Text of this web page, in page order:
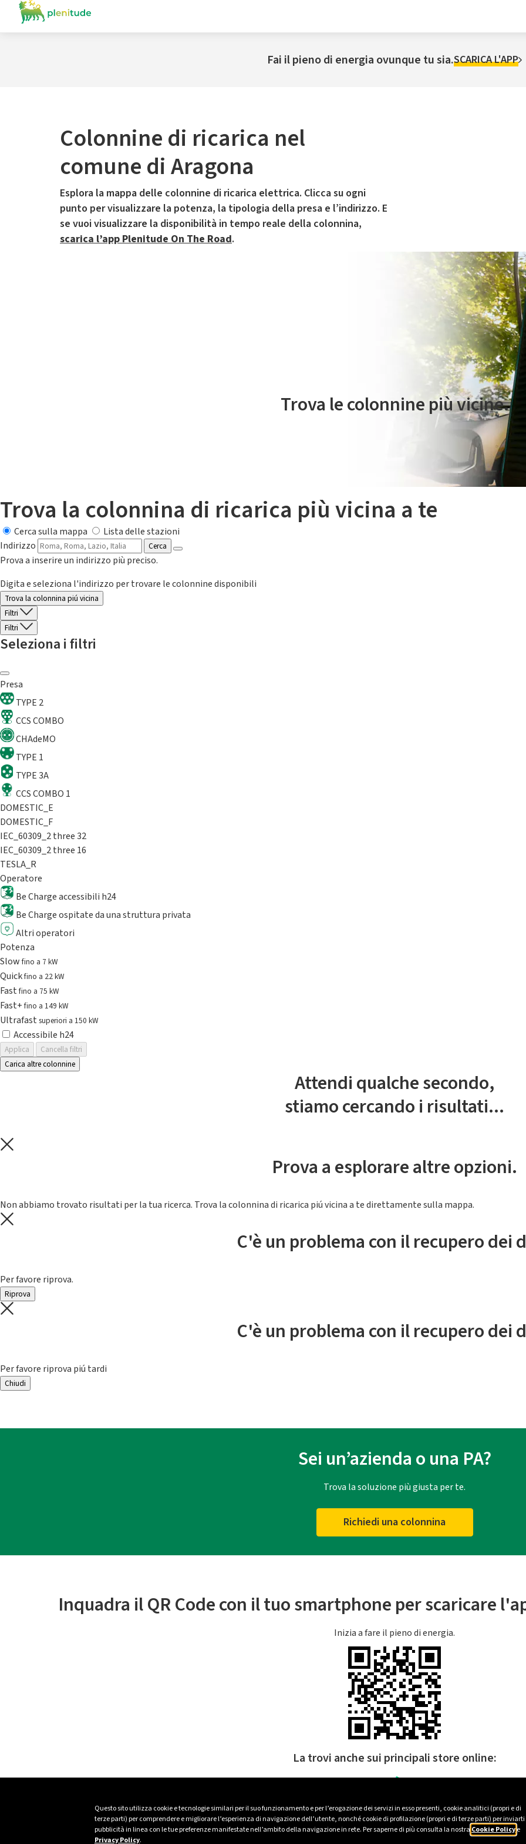
Questo sito utilizza cookie e tecnologie similari per il suo funzionamento e per l’erogazione dei servizi in esso presenti, cookie analitici (propri e di
terze parti) per comprendere e migliorare l’esperienza di navigazione dell’utente, nonché cookie di profilazione (propri e di terze parti) per inviarti
pubblicità in linea con le tue preferenze manifestate nell’ambito della navigazione in rete. Per saperne di più consulta la nostra Cookie Policye
Privacy Policy.
Fai il pieno di energia ovunque tu sia.SCARICA L'APP
Colonnine di ricarica nel
comune di Aragona
Esplora la mappa delle colonnine di ricarica elettrica. Clicca su ogni
punto per visualizzare la potenza, la tipologia della presa e l’indirizzo. E
se vuoi visualizzare la disponibilità in tempo reale della colonnina,
scarica l’app Plenitude On The Road.
Il servizio di mobilità elettrica è gestito da Plenitude On The Road
Trova le colonnine più vicine.
Trova la colonnina di ricarica più vicina a te
Cerca sulla mappa
Lista delle stazioni
Indirizzo
Cerca
Prova a inserire un indirizzo più preciso.
Digita e seleziona l'indirizzo per trovare le colonnine disponibili
Trova la colonnina piú vicina
Filtri
Filtri
Seleziona i filtri
Presa
TYPE 2
CCS COMBO
CHAdeMO
TYPE 1
TYPE 3A
CCS COMBO 1
DOMESTIC_E
DOMESTIC_F
IEC_60309_2 three 32
IEC_60309_2 three 16
TESLA_R
Operatore
Be Charge accessibili h24
Be Charge ospitate da una struttura privata
Altri operatori
Potenza
Slowfino a 7 kW
Quickfino a 22 kW
Fastfino a 75 kW
Fast+fino a 149 kW
Ultrafast superiori a 150 kW
Accessibile h24
Applica
Cancella filtri
Carica altre colonnine
Attendi qualche secondo,
stiamo cercando i risultati...
Prova a esplorare altre opzioni.
Non abbiamo trovato risultati per la tua ricerca. Trova la colonnina di ricarica piú vicina a te direttamente sulla mappa.
C'è un problema con il recupero dei
Per favore riprova.
Riprova
C'è un problema con il recupero dei
Per favore riprova piú tardi
Chiudi
Sei un’azienda o una PA?
Trova la soluzione più giusta per te.
Richiedi una colonnina
Inquadra il QR Code con il tuo smartphone per scaricare
Inizia a fare il pieno di energia.
La trovi anche sui principali store online: